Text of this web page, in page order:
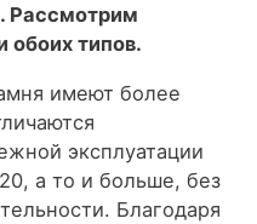
Рассмотрим
обоих типов.
имеют более
эксплуатации
а то и больше, без
Благодаря